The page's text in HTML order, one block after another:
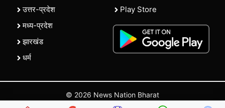
उत्तर-प्रदेश
मध्य-प्रदेश
झारखंड
धर्म
Play Store
© 2026 News Nation Bharat
| |Contact Us |Policies Terms and Conditions